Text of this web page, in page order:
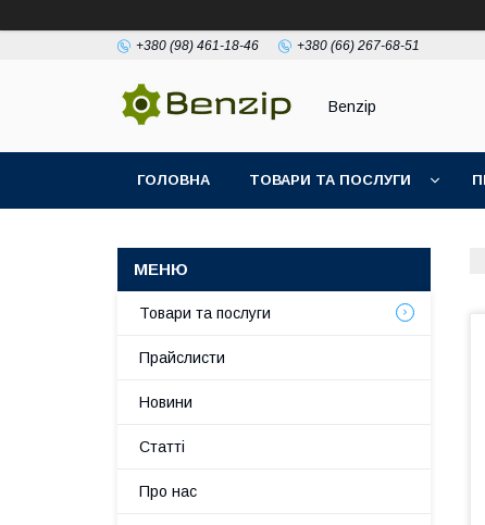
+380 (98) 461-18-46 +380 (66) 267-68-51
Benzip
ГОЛОВНА ТОВАРИ ТА ПОСЛУГИ
Товари та послуги
Прайслисти
Новини
Статті
Про нас